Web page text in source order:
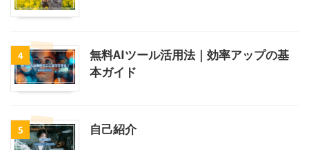
4
無料AIツール活用法｜効率アップの基
本ガイド
5 自己紹介